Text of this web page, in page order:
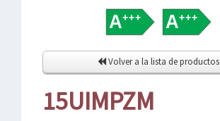
Volver a la lista de productos
15UIMPZM